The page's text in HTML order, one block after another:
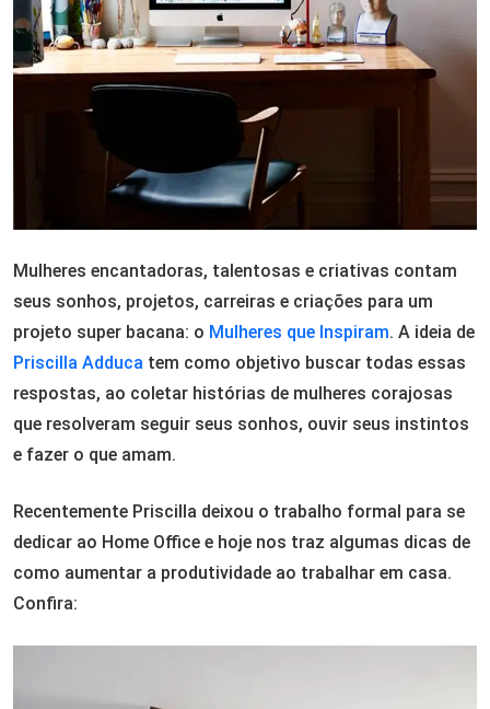
Mulheres encantadoras, talentosas e criativas contam
seus sonhos, projetos, carreiras e criações para um
projeto super bacana: o Mulheres que Inspiram. A ideia de
Priscilla Adduca tem como objetivo buscar todas essas
respostas, ao coletar histórias de mulheres corajosas
que resolveram seguir seus sonhos, ouvir seus instintos
e fazer o que amam.
Recentemente Priscilla deixou o trabalho formal para se
dedicar ao Home Office e hoje nos traz algumas dicas de
como aumentar a produtividade ao trabalhar em casa.
Confira: